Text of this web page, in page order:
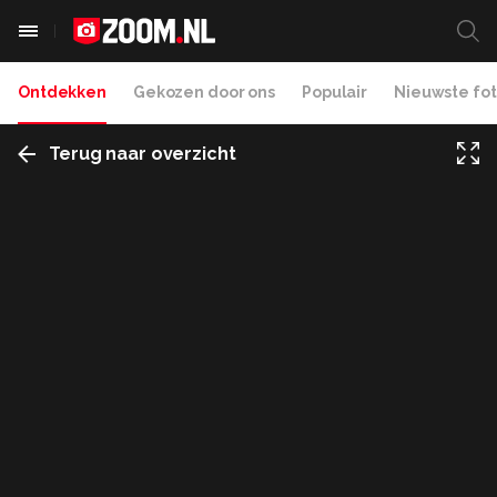
Ontdekken Gekozen door ons Populair Nieuwste
Terug naar overzicht